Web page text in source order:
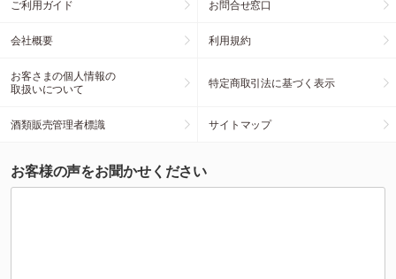
ご利用ガイド お問合せ窓口
会社概要 利用規約
お客さまの個人情報の
取扱いについて
特定商取引法に基づく表示
酒類販売管理者標識 サイトマップ
お客様の声をお聞かせください